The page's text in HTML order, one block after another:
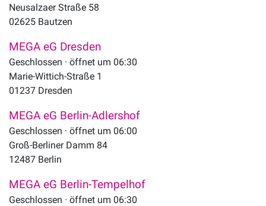
Neusalzaer Straße 58
02625 Bautzen
MEGA eG Dresden
Geschlossen · öffnet um 06:30
Marie-Wittich-Straße 1
01237 Dresden
MEGA eG Berlin-Adlershof
Geschlossen · öffnet um 06:00
Groß-Berliner Damm 84
12487 Berlin
MEGA eG Berlin-Tempelhof
Geschlossen · öffnet um 06:30